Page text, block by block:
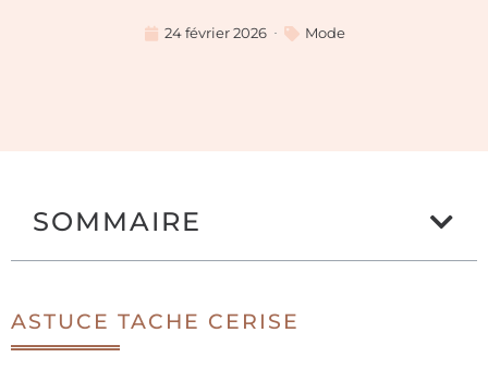
24 février 2026 Mode
SOMMAIRE
ASTUCE TACHE CERISE